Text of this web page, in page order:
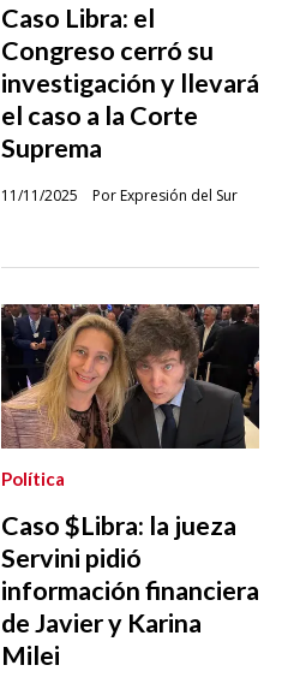
Caso Libra: el
Congreso cerró su
investigación y llevará
el caso a la Corte
Suprema
Por Expresión del Sur
11/11/2025
Caso $Libra: la jueza
Servini pidió
información financiera
de Javier y Karina
Milei
Política